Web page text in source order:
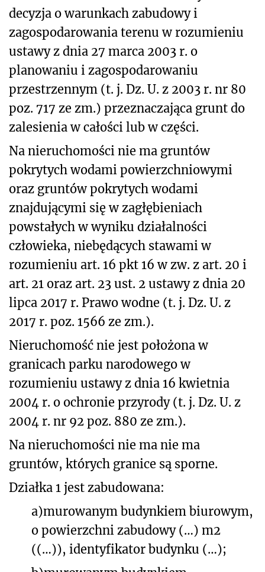
decyzja o warunkach zabudowy i
zagospodarowania terenu w rozumieniu
ustawy z dnia 27 marca 2003 r. o
planowaniu i zagospodarowaniu
przestrzennym (t. j. Dz. U. z 2003 r. nr 80
poz. 717 ze zm.) przeznaczająca grunt do
zalesienia w całości lub w części.
Na nieruchomości nie ma gruntów
pokrytych wodami powierzchniowymi
oraz gruntów pokrytych wodami
znajdującymi się w zagłębieniach
powstałych w wyniku działalności
człowieka, niebędących stawami w
rozumieniu art. 16 pkt 16 w zw. z art. 20 i
art. 21 oraz art. 23 ust. 2 ustawy z dnia 20
lipca 2017 r. Prawo wodne (t. j. Dz. U. z
2017 r. poz. 1566 ze zm.).
Nieruchomość nie jest położona w
granicach parku narodowego w
rozumieniu ustawy z dnia 16 kwietnia
2004 r. o ochronie przyrody (t. j. Dz. U. z
2004 r. nr 92 poz. 880 ze zm.).
Na nieruchomości nie ma nie ma
gruntów, których granice są sporne.
Działka 1 jest zabudowana:
a)murowanym budynkiem biurowym,
o powierzchni zabudowy (…) m2
((…)), identyfikator budynku (…);